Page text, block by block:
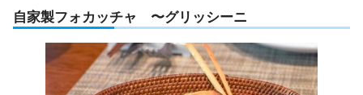
自家製フォカッチャ 〜グリッシーニ